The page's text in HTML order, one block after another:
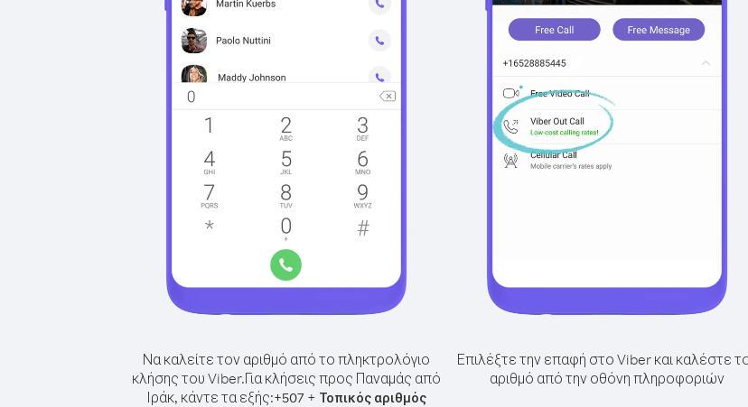
Να καλείτε τον αριθμό από το πληκτρολόγιο
κλήσης του Viber.Για κλήσεις προς Παναμάς από
Ιράκ, κάντε τα εξής:+507 + Τοπικός αριθμός
Επιλέξτε την επαφή στο Viber και καλέστε
αριθμό από την οθόνη πληροφοριών